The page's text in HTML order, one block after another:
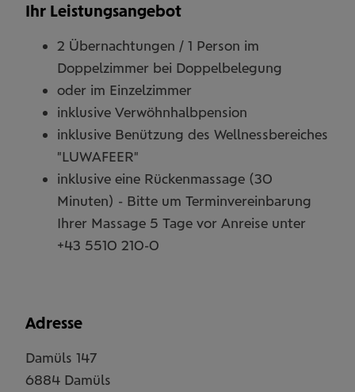
Ihr Leistungsangebot
2 Übernachtungen / 1 Person im
Doppelzimmer bei Doppelbelegung
oder im Einzelzimmer
inklusive Verwöhnhalbpension
inklusive Benützung des Wellnessbereiches
"LUWAFEER"
inklusive eine Rückenmassage (30
Minuten) - Bitte um Terminvereinbarung
Ihrer Massage 5 Tage vor Anreise unter
+43 5510 210-0
Adresse
Damüls 147
6884 Damüls